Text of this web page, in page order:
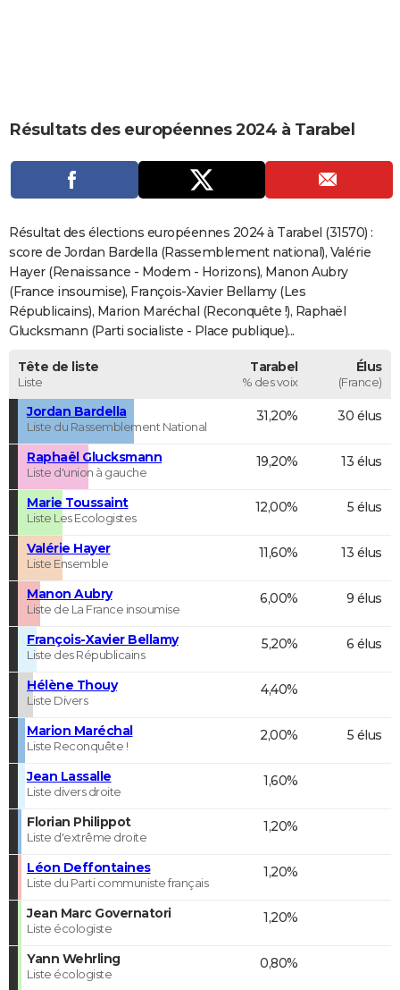
CARTE DE VOEUX
Carte de Noël
Carte Bonne année
Carte Saint-Valentin
Carte Pâques
Carte d'anniversaire
DICTIONNAIRE
Dictionnaire
Biographies
Citations
Expressions
Proverbes
PROGRAMME TV
COPAINS D'AVANT
S'inscrire
Se connecter
Lycées
Collèges
Primaires
Universités
Entreprises
Service militaire
Avis de recherche
AVIS DE DÉCÈS
FORUM
Résultats des européennes 2024 à Tarabel
Résultat des élections européennes 2024 à Tarabel (31570) :
score de Jordan Bardella (Rassemblement national), Valérie
Hayer (Renaissance - Modem - Horizons), Manon Aubry
(France insoumise), François-Xavier Bellamy (Les
Républicains), Marion Maréchal (Reconquête !), Raphaël
Glucksmann (Parti socialiste - Place publique)...
Tête de liste
Liste
Tarabel
% des voix
Élus
(France)
Jordan Bardella
Liste du Rassemblement National
31,20% 30 élus
Raphaël Glucksmann
Liste d'union à gauche
19,20% 13 élus
Marie Toussaint
Liste Les Ecologistes
12,00% 5 élus
Valérie Hayer
Liste Ensemble
11,60% 13 élus
Manon Aubry
Liste de La France insoumise
6,00% 9 élus
François-Xavier Bellamy
Liste des Républicains
5,20% 6 élus
Hélène Thouy
Liste Divers
4,40%
Marion Maréchal
Liste Reconquête !
2,00% 5 élus
Jean Lassalle
Liste divers droite
1,60%
Florian Philippot
Liste d'extrême droite
1,20%
Léon Deffontaines
Liste du Parti communiste français
1,20%
Jean Marc Governatori
Liste écologiste
1,20%
Yann Wehrling
Liste écologiste
0,80%